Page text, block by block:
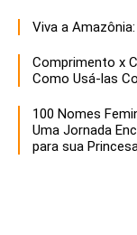
Viva a
Comprimento x
Como Usá-las
100 Nomes
Uma Jornada
para sua